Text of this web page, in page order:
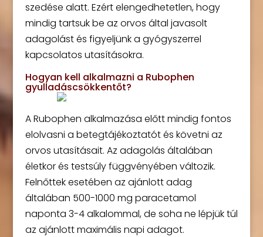
szedése alatt. Ezért elengedhetetlen, hogy
mindig tartsuk be az orvos által javasolt
adagolást és figyeljünk a gyógyszerrel
kapcsolatos utasításokra.
Hogyan kell alkalmazni a Rubophen
gyulladáscsökkentőt?
A Rubophen alkalmazása előtt mindig fontos
elolvasni a betegtájékoztatót és követni az
orvos utasításait. Az adagolás általában
életkor és testsúly függvényében változik.
Felnőttek esetében az ajánlott adag
általában 500-1000 mg paracetamol
naponta 3-4 alkalommal, de soha ne lépjük túl
az ajánlott maximális napi adagot.